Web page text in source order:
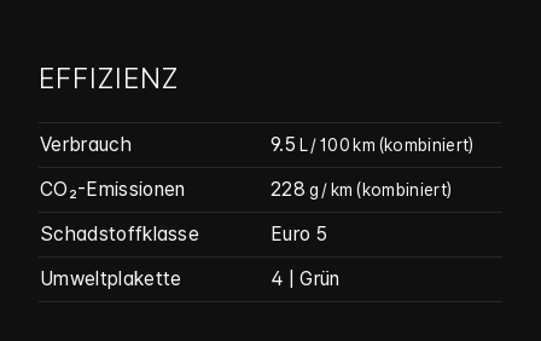
EFFIZIENZ
Verbrauch 9.5 L / 100 km (kombiniert)
CO₂-Emissionen 228 g / km (kombiniert)
Schadstoffklasse
Euro 5
Umweltplakette
4 | Grün